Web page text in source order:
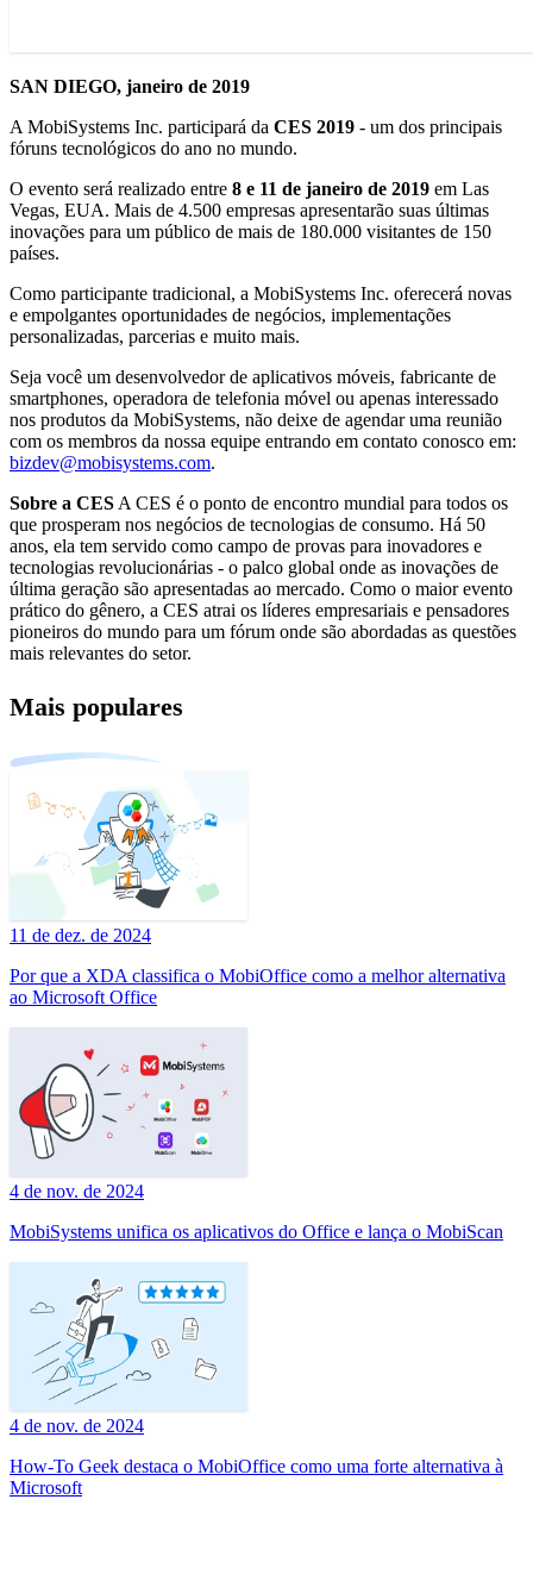
SAN DIEGO, janeiro de 2019
A MobiSystems Inc. participará da CES 2019 - um dos principais
fóruns tecnológicos do ano no mundo.
O evento será realizado entre 8 e 11 de janeiro de 2019 em Las
Vegas, EUA. Mais de 4.500 empresas apresentarão suas últimas
inovações para um público de mais de 180.000 visitantes de 150
países.
Como participante tradicional, a MobiSystems Inc. oferecerá novas
e empolgantes oportunidades de negócios, implementações
personalizadas, parcerias e muito mais.
Seja você um desenvolvedor de aplicativos móveis, fabricante de
smartphones, operadora de telefonia móvel ou apenas interessado
nos produtos da MobiSystems, não deixe de agendar uma reunião
com os membros da nossa equipe entrando em contato conosco em:
bizdev@mobisystems.com.
Sobre a CES A CES é o ponto de encontro mundial para todos os
que prosperam nos negócios de tecnologias de consumo. Há 50
anos, ela tem servido como campo de provas para inovadores e
tecnologias revolucionárias - o palco global onde as inovações de
última geração são apresentadas ao mercado. Como o maior evento
prático do gênero, a CES atrai os líderes empresariais e pensadores
pioneiros do mundo para um fórum onde são abordadas as questões
mais relevantes do setor.
Mais populares
11 de dez. de 2024
Por que a XDA classifica o MobiOffice como a melhor alternativa
ao Microsoft Office
4 de nov. de 2024
MobiSystems unifica os aplicativos do Office e lança o MobiScan
4 de nov. de 2024
How-To Geek destaca o MobiOffice como uma forte alternativa à
Microsoft